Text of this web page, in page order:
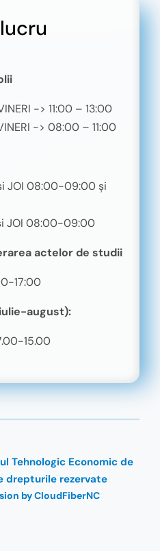
-> 11:00 – 13:00
-> 08:00 – 11:00
JOI 08:00-09:00 și
JOI 08:00-09:00
actelor de studii
17:00
august):
15.00
Tehnologic Economic de
drepturile rezervate
by CloudFiberNC